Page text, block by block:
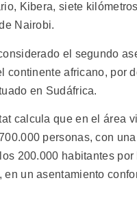
Kibera, siete
Nairobi.
el segundo
continente africano, por
en Sudáfrica.
calcula que en el área
personas, con
200.000 habitantes por
en un asentamiento